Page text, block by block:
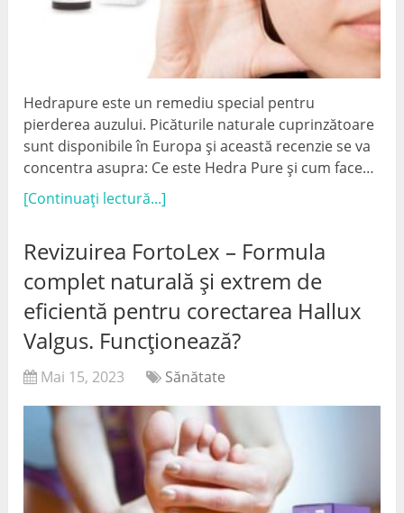
Hedrapure este un remediu special pentru
pierderea auzului. Picăturile naturale cuprinzătoare
sunt disponibile în Europa și această recenzie se va
concentra asupra: Ce este Hedra Pure și cum face…
[Continuați lectură...]
Revizuirea FortoLex – Formula
complet naturală și extrem de
eficientă pentru corectarea Hallux
Valgus. Funcționează?
Mai 15, 2023 Sănătate